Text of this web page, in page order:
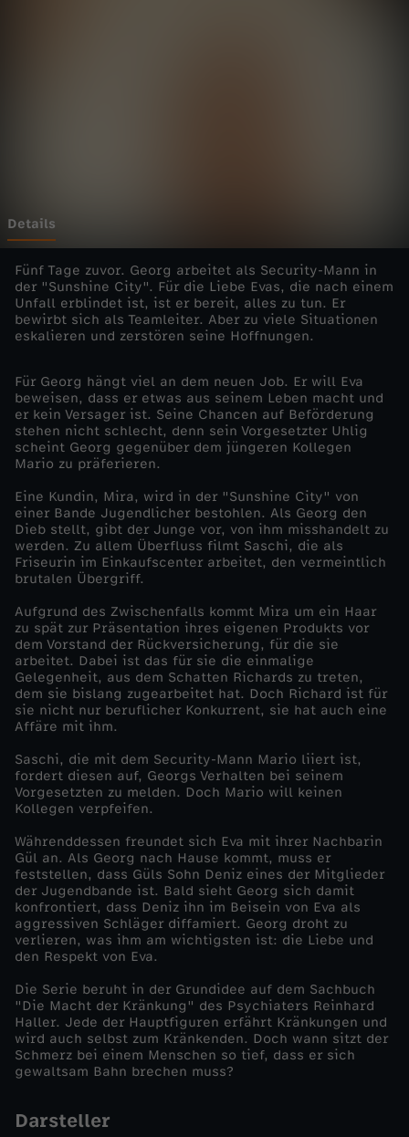
r
ä
n
u
n
g
-
G
e
o
r
g
Details
Fünf Tage zuvor. Georg arbeitet als Security-Mann in
der "Sunshine City". Für die Liebe Evas, die nach einem
Unfall erblindet ist, ist er bereit, alles zu tun. Er
bewirbt sich als Teamleiter. Aber zu viele Situationen
eskalieren und zerstören seine Hoffnungen.
Für Georg hängt viel an dem neuen Job. Er will Eva
beweisen, dass er etwas aus seinem Leben macht und
er kein Versager ist. Seine Chancen auf Beförderung
stehen nicht schlecht, denn sein Vorgesetzter Uhlig
scheint Georg gegenüber dem jüngeren Kollegen
Mario zu präferieren.
Eine Kundin, Mira, wird in der "Sunshine City" von
einer Bande Jugendlicher bestohlen. Als Georg den
Dieb stellt, gibt der Junge vor, von ihm misshandelt zu
werden. Zu allem Überfluss filmt Saschi, die als
Friseurin im Einkaufscenter arbeitet, den vermeintlich
brutalen Übergriff.
Aufgrund des Zwischenfalls kommt Mira um ein Haar
zu spät zur Präsentation ihres eigenen Produkts vor
dem Vorstand der Rückversicherung, für die sie
arbeitet. Dabei ist das für sie die einmalige
Gelegenheit, aus dem Schatten Richards zu treten,
dem sie bislang zugearbeitet hat. Doch Richard ist für
sie nicht nur beruflicher Konkurrent, sie hat auch eine
Affäre mit ihm.
Saschi, die mit dem Security-Mann Mario liiert ist,
fordert diesen auf, Georgs Verhalten bei seinem
Vorgesetzten zu melden. Doch Mario will keinen
Kollegen verpfeifen.
Währenddessen freundet sich Eva mit ihrer Nachbarin
Gül an. Als Georg nach Hause kommt, muss er
feststellen, dass Güls Sohn Deniz eines der Mitglieder
der Jugendbande ist. Bald sieht Georg sich damit
konfrontiert, dass Deniz ihn im Beisein von Eva als
aggressiven Schläger diffamiert. Georg droht zu
verlieren, was ihm am wichtigsten ist: die Liebe und
den Respekt von Eva.
Die Serie beruht in der Grundidee auf dem Sachbuch
"Die Macht der Kränkung" des Psychiaters Reinhard
Haller. Jede der Hauptfiguren erfährt Kränkungen und
wird auch selbst zum Kränkenden. Doch wann sitzt der
Schmerz bei einem Menschen so tief, dass er sich
gewaltsam Bahn brechen muss?
Darsteller